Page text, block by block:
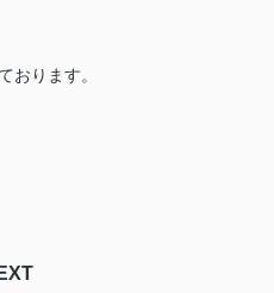
おります。